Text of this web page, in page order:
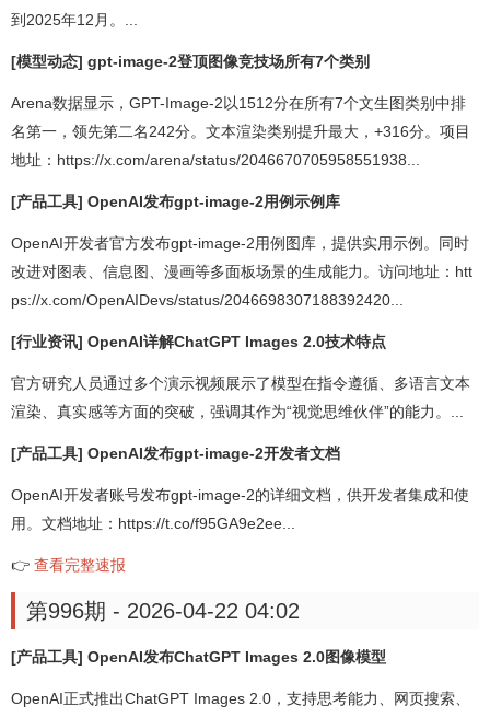
到2025年12月。...
[模型动态] gpt-image-2登顶图像竞技场所有7个类别
Arena数据显示，GPT-Image-2以1512分在所有7个文生图类别中排
名第一，领先第二名242分。文本渲染类别提升最大，+316分。项目
地址：https://x.com/arena/status/2046670705958551938...
[产品工具] OpenAI发布gpt-image-2用例示例库
OpenAI开发者官方发布gpt-image-2用例图库，提供实用示例。同时
改进对图表、信息图、漫画等多面板场景的生成能力。访问地址：htt
ps://x.com/OpenAIDevs/status/2046698307188392420...
[行业资讯] OpenAI详解ChatGPT Images 2.0技术特点
官方研究人员通过多个演示视频展示了模型在指令遵循、多语言文本
渲染、真实感等方面的突破，强调其作为“视觉思维伙伴”的能力。...
[产品工具] OpenAI发布gpt-image-2开发者文档
OpenAI开发者账号发布gpt-image-2的详细文档，供开发者集成和使
用。文档地址：https://t.co/f95GA9e2ee...
👉 查看完整速报
第996期 - 2026-04-22 04:02
[产品工具] OpenAI发布ChatGPT Images 2.0图像模型
OpenAI正式推出ChatGPT Images 2.0，支持思考能力、网页搜索、